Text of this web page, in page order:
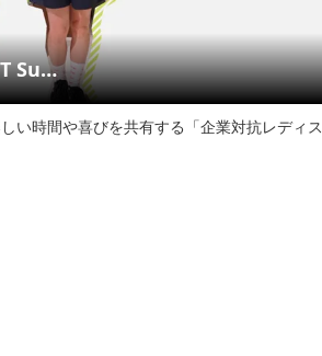
Su…
い時間や喜びを共有する「企業対抗レディス